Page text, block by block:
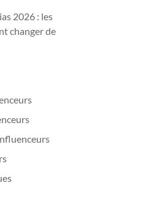
2026 : les
changer de